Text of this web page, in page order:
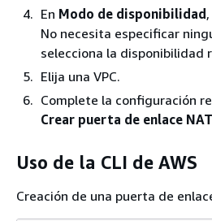
En Modo de disponibilidad
No necesita especificar
selecciona la disponibilidad
Elija una VPC.
Complete la configuración
Crear puerta de enlace NAT
Uso de la CLI de AWS
Creación de una puerta de